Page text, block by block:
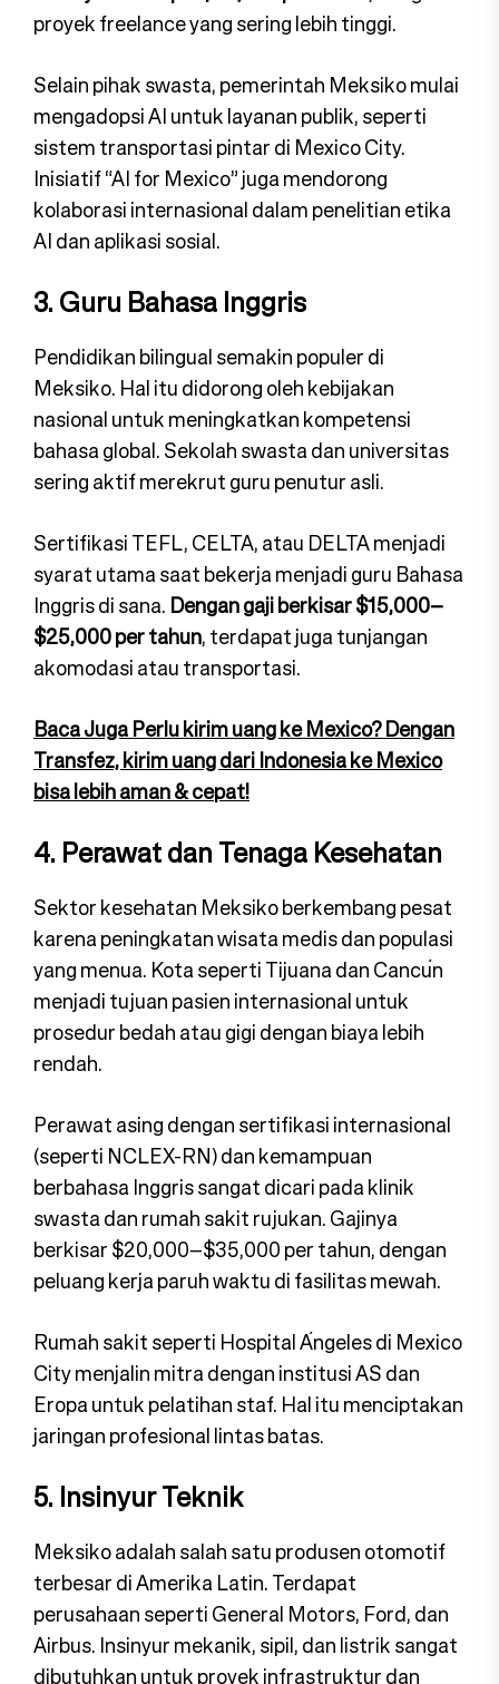
proyek freelance yang sering lebih tinggi.
Selain pihak swasta, pemerintah Meksiko mulai
mengadopsi AI untuk layanan publik, seperti
sistem transportasi pintar di Mexico City.
Inisiatif “AI for Mexico” juga mendorong
kolaborasi internasional dalam penelitian etika
AI dan aplikasi sosial.
3. Guru Bahasa Inggris
Pendidikan bilingual semakin populer di
Meksiko. Hal itu didorong oleh kebijakan
nasional untuk meningkatkan kompetensi
bahasa global. Sekolah swasta dan universitas
sering aktif merekrut guru penutur asli.
Sertifikasi TEFL, CELTA, atau DELTA menjadi
syarat utama saat bekerja menjadi guru Bahasa
Inggris di sana. Dengan gaji berkisar $15,000–
$25,000 per tahun, terdapat juga tunjangan
akomodasi atau transportasi.
Baca Juga Perlu kirim uang ke Mexico? Dengan
Transfez, kirim uang dari Indonesia ke Mexico
bisa lebih aman & cepat!
4. Perawat dan Tenaga Kesehatan
Sektor kesehatan Meksiko berkembang pesat
karena peningkatan wisata medis dan populasi
yang menua. Kota seperti Tijuana dan Cancún
menjadi tujuan pasien internasional untuk
prosedur bedah atau gigi dengan biaya lebih
rendah.
Perawat asing dengan sertifikasi internasional
(seperti NCLEX-RN) dan kemampuan
berbahasa Inggris sangat dicari pada klinik
swasta dan rumah sakit rujukan. Gajinya
berkisar $20,000–$35,000 per tahun, dengan
peluang kerja paruh waktu di fasilitas mewah.
Rumah sakit seperti Hospital Ángeles di Mexico
City menjalin mitra dengan institusi AS dan
Eropa untuk pelatihan staf. Hal itu menciptakan
jaringan profesional lintas batas.
5. Insinyur Teknik
Meksiko adalah salah satu produsen otomotif
terbesar di Amerika Latin. Terdapat
perusahaan seperti General Motors, Ford, dan
Airbus. Insinyur mekanik, sipil, dan listrik sangat
dibutuhkan untuk proyek infrastruktur dan